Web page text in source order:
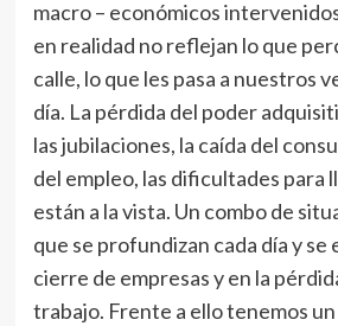
macro – económicos
en realidad no reflejan lo que
calle, lo que les pasa a nuestros
día. La pérdida del poder
las jubilaciones, la caída del
del empleo, las dificultades para
están a la vista. Un combo de
que se profundizan cada día y se
cierre de empresas y en la
trabajo. Frente a ello tenemos